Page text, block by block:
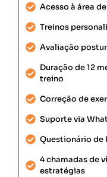
Acesso à área
Treinos
Avaliação
Duração de 12
treino
Correção de
Suporte via
Questionário de
4 chamadas de
estratégias